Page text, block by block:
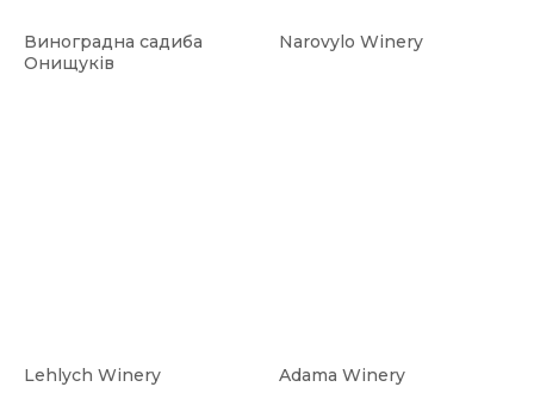
Виноградна садиба
Онищуків
Narovylo Winery
Lehlych Winery Adama Winery